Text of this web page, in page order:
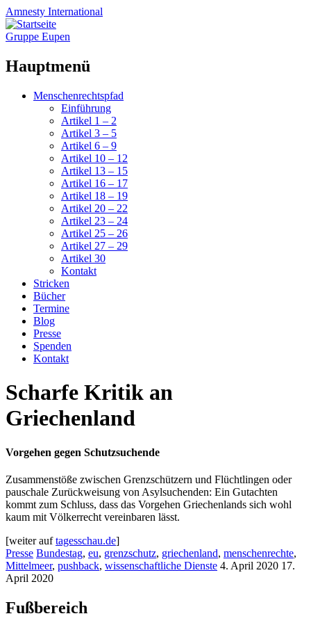
Amnesty International
Gruppe Eupen
Hauptmenü
Zum
Menschenrechtspfad
Einführung
Artikel 1 – 2
Artikel 3 – 5
Artikel 6 – 9
Artikel 10 – 12
Artikel 13 – 15
Artikel 16 – 17
Artikel 18 – 19
Artikel 20 – 22
Artikel 23 – 24
Artikel 25 – 26
Artikel 27 – 29
Artikel 30
Kontakt
Stricken
Bücher
Termine
Blog
Presse
Spenden
Kontakt
Scharfe Kritik an
Griechenland
Vorgehen gegen Schutzsuchende
Zusammenstöße zwischen Grenzschützern und Flüchtlingen oder
pauschale Zurückweisung von Asylsuchenden: Ein Gutachten
kommt zum Schluss, dass das Vorgehen Griechenlands sich wohl
kaum mit Völkerrecht vereinbaren lässt.
[weiter auftagesschau.de]
Presse Bundestag, eu, grenzschutz, griechenland, menschenrechte,
Mittelmeer, pushback, wissenschaftliche Dienste 4. April 2020 17.
April 2020
Fußbereich